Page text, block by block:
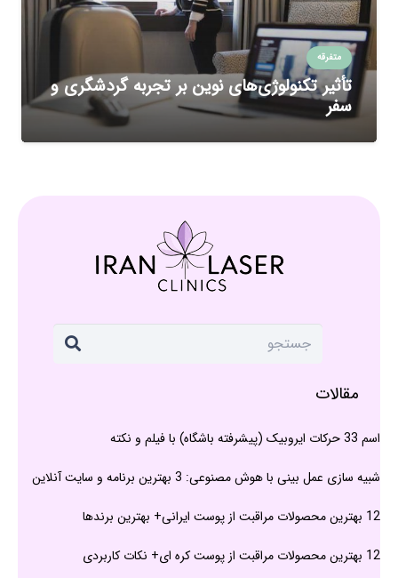
متفرقه
تأثیر تکنولوژی‌های نوین بر تجربه گردشگری و
سفر
مقالات
اسم 33 حرکات ایروبیک (پیشرفته باشگاه) با فیلم و نکته
شبیه سازی عمل بینی با هوش مصنوعی: 3 بهترین برنامه و سایت آنلاین
12 بهترین محصولات مراقبت از پوست ایرانی+ بهترین برندها
12 بهترین محصولات مراقبت از پوست کره ای+ نکات کاربردی